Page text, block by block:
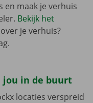
en maak je verhuis
Bekijk het
je verhuis?
jou in de buurt
locaties verspreid